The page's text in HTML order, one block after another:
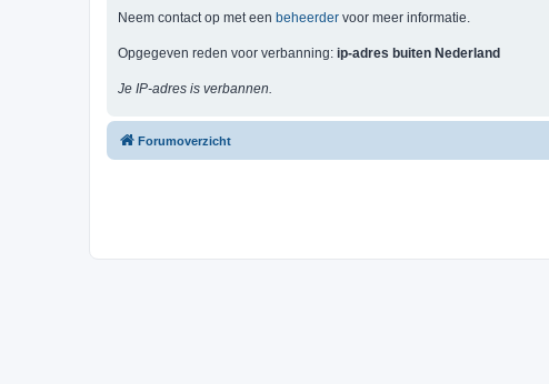
Neem contact op met een beheerder voor meer informatie.
Opgegeven reden voor verbanning: ip-adres buiten Nederland
Je IP-adres is verbannen.
Forumoverzicht